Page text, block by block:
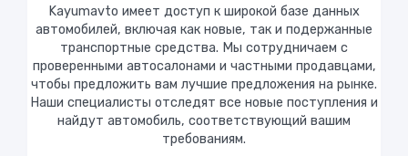
Kayumavto имеет доступ к широкой базе данных
автомобилей, включая как новые, так и подержанные
транспортные средства. Мы сотрудничаем с
проверенными автосалонами и частными продавцами,
чтобы предложить вам лучшие предложения на рынке.
Наши специалисты отследят все новые поступления и
найдут автомобиль, соответствующий вашим
требованиям.